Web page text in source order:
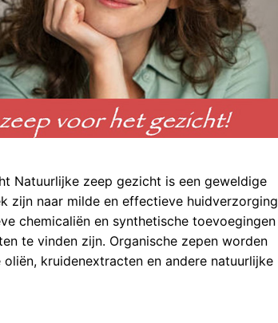
Natuurlijke zeep gezicht is een geweldige
zijn naar milde en effectieve huidverzorging
chemicaliën en synthetische toevoegingen
te vinden zijn. Organische zepen worden
kruidenextracten en andere natuurlijke